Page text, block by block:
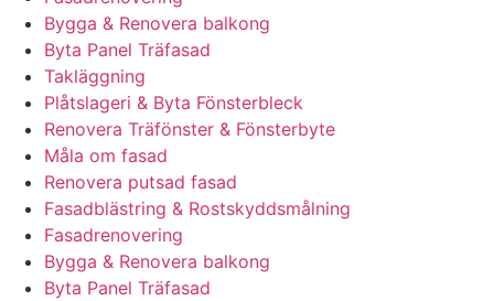
Bygga & Renovera balkong
Byta Panel Träfasad
Takläggning
Plåtslageri & Byta Fönsterbleck
Renovera Träfönster & Fönsterbyte
Måla om fasad
Renovera putsad fasad
Fasadblästring & Rostskyddsmålning
Fasadrenovering
Bygga & Renovera balkong
Byta Panel Träfasad